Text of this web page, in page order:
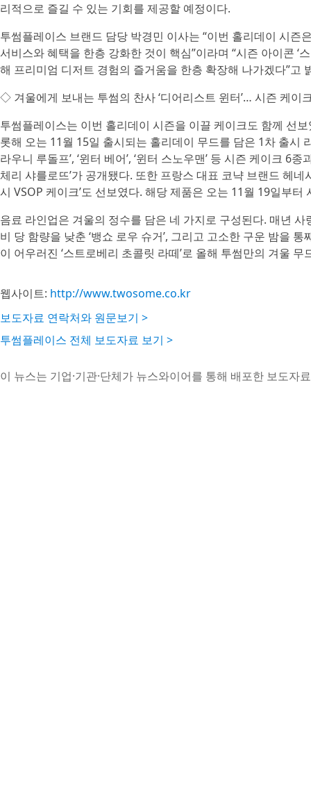
리적으로 즐길 수 있는 기회를 제공할 예정이다.
투썸플레이스 브랜드 담당 박경민 이사는 “이번 홀리데이 시
서비스와 혜택을 한층 강화한 것이 핵심”이라며 “시즌 아이콘 ‘
해 프리미엄 디저트 경험의 즐거움을 한층 확장해 나가겠다”고
◇ 겨울에게 보내는 투썸의 찬사 ‘디어리스트 윈터’… 시즌 케이
투썸플레이스는 이번 홀리데이 시즌을 이끌 케이크도 함께 선보
롯해 오는 11월 15일 출시되는 홀리데이 무드를 담은 1차 출시 라
라우니 루돌프’, ‘윈터 베어’, ‘윈터 스노우맨’ 등 시즌 케이크 6
체리 샤를로뜨’가 공개됐다. 또한 프랑스 대표 코냑 브랜드 헤
시 VSOP 케이크’도 선보였다. 해당 제품은 오는 11월 19일부터
음료 라인업은 겨울의 정수를 담은 네 가지로 구성된다. 매년
비 당 함량을 낮춘 ‘뱅쇼 로우 슈거’, 그리고 고소한 구운 밤을
이 어우러진 ‘스트로베리 초콜릿 라떼’로 올해 투썸만의 겨울
웹사이트: http://www.twosome.co.kr
보도자료 연락처와 원문보기 >
투썸플레이스 전체 보도자료 보기 >
이 뉴스는 기업·기관·단체가 뉴스와이어를 통해 배포한 보도자